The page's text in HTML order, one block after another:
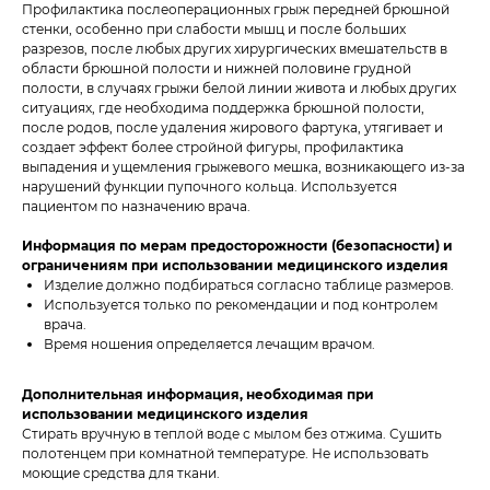
Профилактика послеоперационных грыж передней брюшной
стенки, особенно при слабости мышц и после больших
разрезов, после любых других хирургических вмешательств в
области брюшной полости и нижней половине грудной
полости, в случаях грыжи белой линии живота и любых других
ситуациях, где необходима поддержка брюшной полости,
после родов, после удаления жирового фартука, утягивает и
создает эффект более стройной фигуры, профилактика
выпадения и ущемления грыжевого мешка, возникающего из-за
нарушений функции пупочного кольца. Используется
пациентом по назначению врача.
Информация по мерам предосторожности (безопасности) и
ограничениям при использовании медицинского изделия
Изделие должно подбираться согласно таблице размеров.
Используется только по рекомендации и под контролем
врача.
Время ношения определяется лечащим врачом.
Дополнительная информация, необходимая при
использовании медицинского изделия
Стирать вручную в теплой воде с мылом без отжима. Сушить
полотенцем при комнатной температуре. Не использовать
моющие средства для ткани.